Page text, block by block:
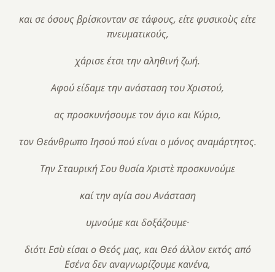
και σε όσους βρίσκονταν σε τάφους, είτε φυσικοὺς είτε
πνευματικούς,
χάρισε έτσι την αληθινή ζωή.
Αφού είδαμε την ανάσταση του Χριστού,
ας προσκυνήσουμε τον άγιο και Κύριο,
τον Θεάνθρωπο Ιησού πού είναι ο μόνος αναμάρτητος.
Την Σταυρική Σου θυσία Χριστὲ προσκυνούμε
καί την αγία σου Ανάσταση
υμνούμε και δοξάζουμε·
διότι Εσὺ είσαι ο Θεός μας, και Θεό άλλον εκτός από
Εσένα δεν αναγνωρίζουμε κανένα,